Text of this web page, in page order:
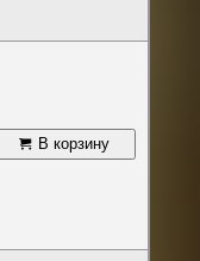
В корзину